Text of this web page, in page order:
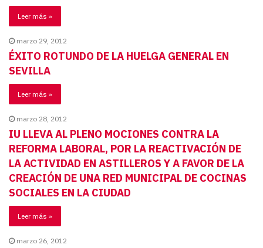
Leer más »
marzo 29, 2012
ÉXITO ROTUNDO DE LA HUELGA GENERAL EN
SEVILLA
Leer más »
marzo 28, 2012
IU LLEVA AL PLENO MOCIONES CONTRA LA
REFORMA LABORAL, POR LA REACTIVACIÓN DE
LA ACTIVIDAD EN ASTILLEROS Y A FAVOR DE LA
CREACIÓN DE UNA RED MUNICIPAL DE COCINAS
SOCIALES EN LA CIUDAD
Leer más »
marzo 26, 2012